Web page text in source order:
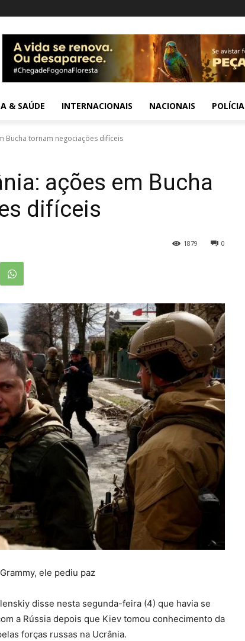
& SAÚDE INTERNACIONAIS NACIONAIS POLÍCIA
Bucha tornam negociações difíceis
ações em Bucha
difíceis
0
1879
ele pediu paz
disse nesta segunda-feira (4) que havia se
a Rússia depois que Kiev tomou conhecimento da
forças russas na Ucrânia.